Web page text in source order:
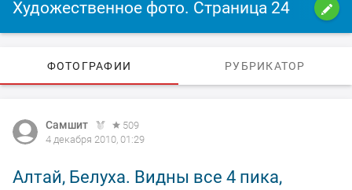
Художественное фото. Страница 24
ФОТОГРАФИИ РУБРИКАТОР
Самшит
509
4 декабря 2010, 01:29
Алтай, Белуха. Видны все 4 пика,